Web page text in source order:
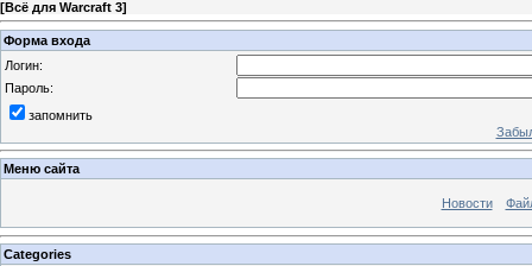
[Всё для Warcraft 3]
Форма входа
Логин:
Пароль:
запомнить
Меню сайта
Новости
Categories